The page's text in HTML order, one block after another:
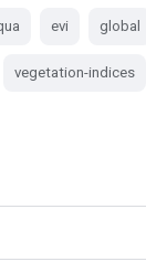
evi global
vegetation-indices